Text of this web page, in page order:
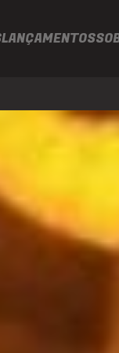
LANÇAMENTOS